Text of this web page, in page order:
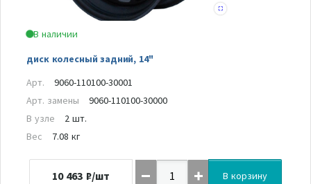
В наличии
диск колесный задний, 14"
Арт.
9060-110100-30001
Арт. замены
9060-110100-30000
В узле
2 шт.
Вес
7.08 кг
10 463 ₽/шт В корзину